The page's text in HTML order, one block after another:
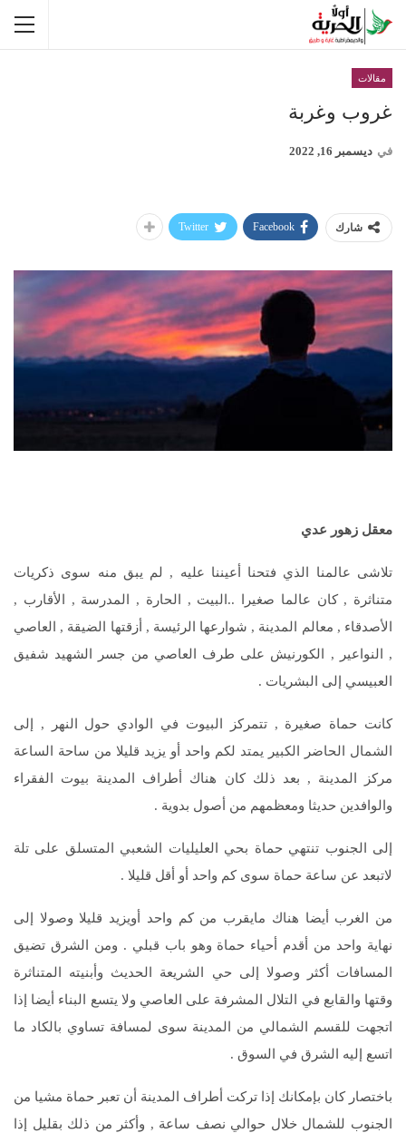
مقالات
غروب وغربة
في ديسمبر 16, 2022
شارك Facebook
Twitter
معقل زهور عدي
تلاشى عالمنا الذي فتحنا أعيننا عليه , لم يبق منه سوى ذكريات
متناثرة , كان عالما صغيرا ..البيت , الحارة , المدرسة , الأقارب ,
الأصدقاء , معالم المدينة , شوارعها الرئيسة , أزقتها الضيقة , العاصي
, النواعير , الكورنيش على طرف العاصي من جسر الشهيد شفيق
العبيسي إلى البشريات .
كانت حماة صغيرة , تتمركز البيوت في الوادي حول النهر , إلى
الشمال الحاضر الكبير يمتد لكم واحد أو يزيد قليلا من ساحة الساعة
مركز المدينة , بعد ذلك كان هناك أطراف المدينة بيوت الفقراء
والوافدين حديثا ومعظمهم من أصول بدوية .
إلى الجنوب تنتهي حماة بحي العليليات الشعبي المتسلق على تلة
لاتبعد عن ساعة حماة سوى كم واحد أو أقل قليلا .
من الغرب أيضا هناك مايقرب من كم واحد أويزيد قليلا وصولا إلى
نهاية واحد من أقدم أحياء حماة وهو باب قبلي . ومن الشرق تضيق
المسافات أكثر وصولا إلى حي الشريعة الحديث وأبنيته المتناثرة
وقتها والقابع في التلال المشرفة على العاصي ولا يتسع البناء أيضا إذا
اتجهت للقسم الشمالي من المدينة سوى لمسافة تساوي بالكاد ما
اتسع إليه الشرق في السوق .
باختصار كان بإمكانك إذا تركت أطراف المدينة أن تعبر حماة مشيا من
الجنوب للشمال خلال حوالي نصف ساعة , وأكثر من ذلك بقليل إذا